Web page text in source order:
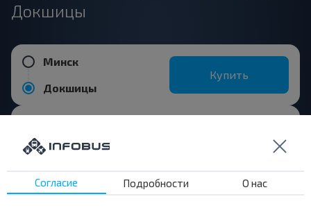
Докшицы
Минск
Докшицы
Купить
Докшицы
Бегомль АС
Согласие Подробности О нас